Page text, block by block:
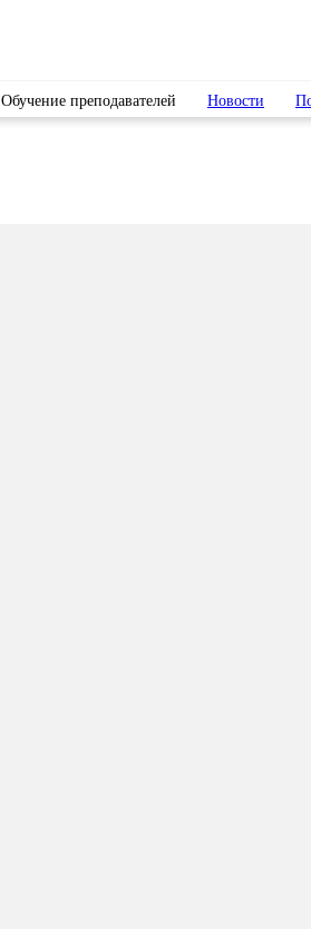
Обучение преподавателей Новости